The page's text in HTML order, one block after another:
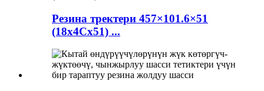
Резина тректери 457×101.6×51
(18x4Cx51) ...